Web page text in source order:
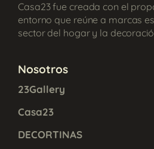
Casa23 fue creada con el
entorno que reúne a marcas
sector del hogar y la
Nosotros
23Gallery
Casa23
DECORTINAS